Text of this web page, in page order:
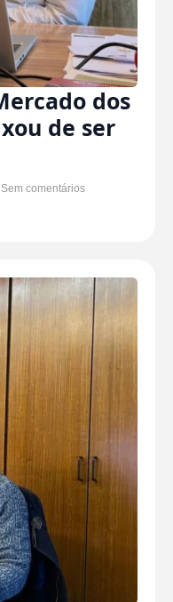
dos
de ser
Sem comentários